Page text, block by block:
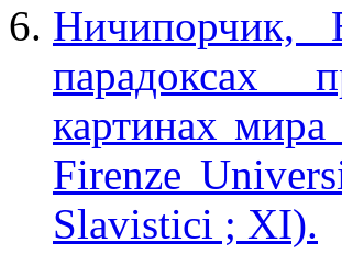
парадоксах
картинах
Firenze
Slavistici ; XI).